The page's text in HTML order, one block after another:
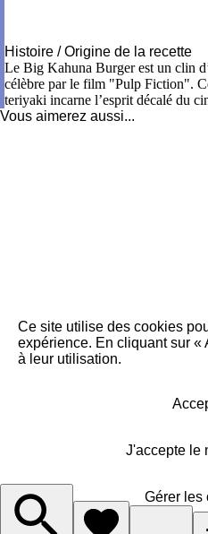
Histoire / Origine de la recette
Le Big Kahuna Burger est un clin
célèbre par le film "Pulp Fiction".
teriyaki incarne l’esprit décalé du
Vous aimerez aussi...
Ce site utilise des cookies
expérience. En cliquant sur «
à leur utilisation.
J'accepte le
Gérer les